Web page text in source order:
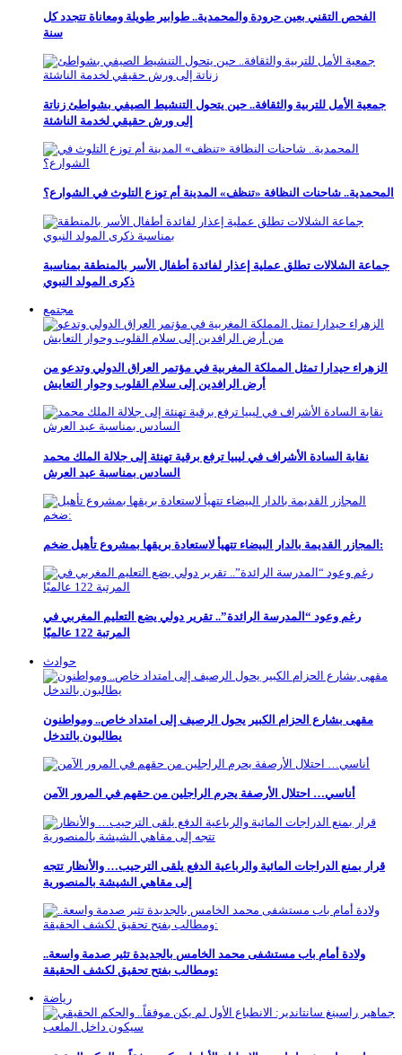
الفحص التقني بعين حرودة والمحمدية.. طوابير طويلة ومعاناة تتجدد كل
سنة
جمعية الأمل للتربية والثقافة.. حين يتحول التنشيط الصيفي بشواطئ زناتة
إلى ورش حقيقي لخدمة الناشئة
المحمدية.. شاحنات النظافة «تنظف» المدينة أم توزع التلوث في الشوارع؟
جماعة الشلالات تطلق عملية إعذار لفائدة أطفال الأسر بالمنطقة بمناسبة
ذكرى المولد النبوي
مجتمع
الزهراء حيدارا تمثل المملكة المغربية في مؤتمر العراق الدولي وتدعو من
أرض الرافدين إلى سلام القلوب وحوار التعايش
نقابة السادة الأشراف في ليبيا ترفع برقية تهنئة إلى جلالة الملك محمد
السادس بمناسبة عيد العرش
المجازر القديمة بالدار البيضاء تتهيأ لاستعادة بريقها بمشروع تأهيل ضخم:
رغم وعود “المدرسة الرائدة”.. تقرير دولي يضع التعليم المغربي في
المرتبة 122 عالميًا
حوادث
مقهى بشارع الحزام الكبير يحول الرصيف إلى امتداد خاص.. ومواطنون
يطالبون بالتدخل
أناسي… احتلال الأرصفة يحرم الراجلين من حقهم في المرور الآمن
قرار بمنع الدراجات المائية والرباعية الدفع يلقى الترحيب… والأنظار تتجه
إلى مقاهي الشيشة بالمنصورية
ولادة أمام باب مستشفى محمد الخامس بالجديدة تثير صدمة واسعة..
ومطالب بفتح تحقيق لكشف الحقيقة:
رياضة